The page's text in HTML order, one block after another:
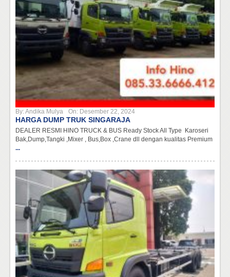
By:Andika Mulya On: Desember 22, 2024
HARGA DUMP TRUK SINGARAJA
DEALER RESMI HINO TRUCK & BUS Ready Stock All Type Karoseri
Bak,Dump,Tangki ,Mixer , Bus,Box ,Crane dll dengan kualitas Premium
...